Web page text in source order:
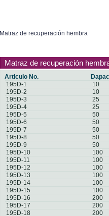
Matraz de recuperación hembra
Matraz de recuperación
Articulo No.
195D-1
10
195D-2
10
195D-3
25
195D-4
25
195D-5
50
195D-6
50
195D-7
50
195D-8
50
195D-9
50
195D-10
100
195D-11
100
195D-12
100
195D-13
100
195D-14
100
195D-15
100
195D-16
200
195D-17
200
195D-18
200